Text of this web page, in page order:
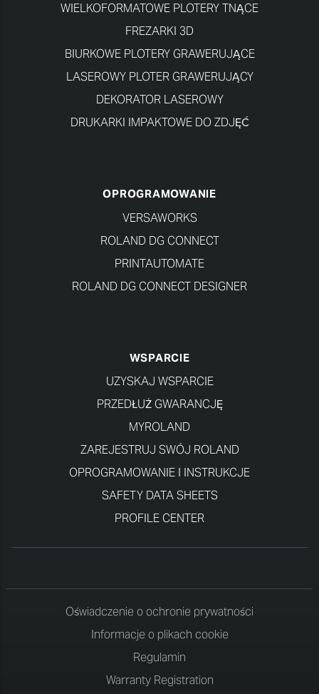
WIELKOFORMATOWE PLOTERY TNĄCE
FREZARKI 3D
BIURKOWE PLOTERY GRAWERUJĄCE
LASEROWY PLOTER GRAWERUJĄCY
DEKORATOR LASEROWY
DRUKARKI IMPAKTOWE DO ZDJĘĆ
OPROGRAMOWANIE
VERSAWORKS
ROLAND DG CONNECT
PRINTAUTOMATE
ROLAND DG CONNECT DESIGNER
WSPARCIE
UZYSKAJ WSPARCIE
PRZEDŁUŻ GWARANCJĘ
MYROLAND
ZAREJESTRUJ SWÓJ ROLAND
OPROGRAMOWANIE I INSTRUKCJE
SAFETY DATA SHEETS
PROFILE CENTER
Oświadczenie o ochronie prywatności
Informacje o plikach cookie
Regulamin
Warranty Registration